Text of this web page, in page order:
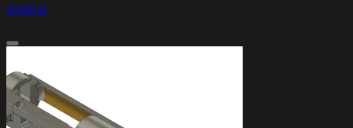
10,00 €